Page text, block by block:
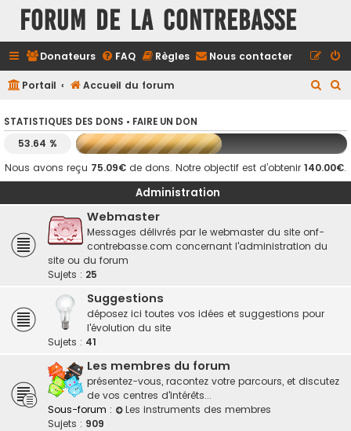
FORUM DE LA CONTREBASSE
Donateurs FAQ Règles Nous contacter
Portail Accueil du forum
h
e
c
e
c
e
STATISTIQUES DES DONS • FAIRE UN DON
53.64 %
Nous avons reçu 75.09€ de dons. Notre objectif est d’obtenir 140.00€.
Administration
Webmaster
Messages délivrés par le webmaster du site onf-
contrebasse.com concernant l'administration du
site ou du forum
Sujets : 25
Suggestions
déposez ici toutes vos idées et suggestions pour
l'évolution du site
Sujets : 41
Les membres du forum
présentez-vous, racontez votre parcours, et discutez
de vos centres d'intérêts...
Sous-forum :
Les instruments des membres
Sujets : 909